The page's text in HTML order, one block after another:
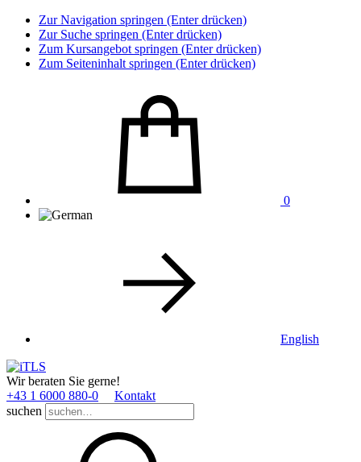
Zur Navigation springen (Enter drücken)
Zur Suche springen (Enter drücken)
Zum Kursangebot springen (Enter drücken)
Zum Seiteninhalt springen (Enter drücken)
0
English
Wir beraten Sie gerne!
+43 1 6000 880­-0
Kontakt
suchen